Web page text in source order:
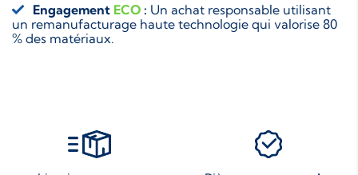
Engagement ECO : Un achat responsable utilisant
un remanufacturage haute technologie qui valorise 80
% des matériaux.